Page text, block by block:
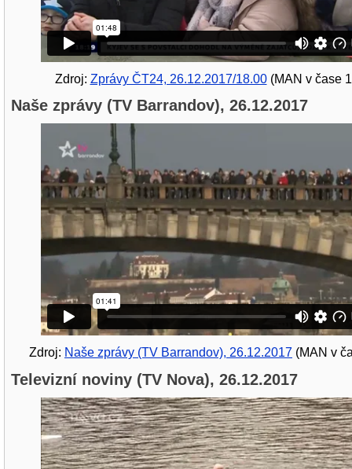
Zdroj: Zprávy ČT24, 26.12.2017/18.00(MAN v čase
Naše zprávy (TV Barrandov), 26.12.2017
Zdroj: Naše zprávy (TV Barrandov), 26.12.2017 (MAN v
Televizní noviny (TV Nova), 26.12.2017